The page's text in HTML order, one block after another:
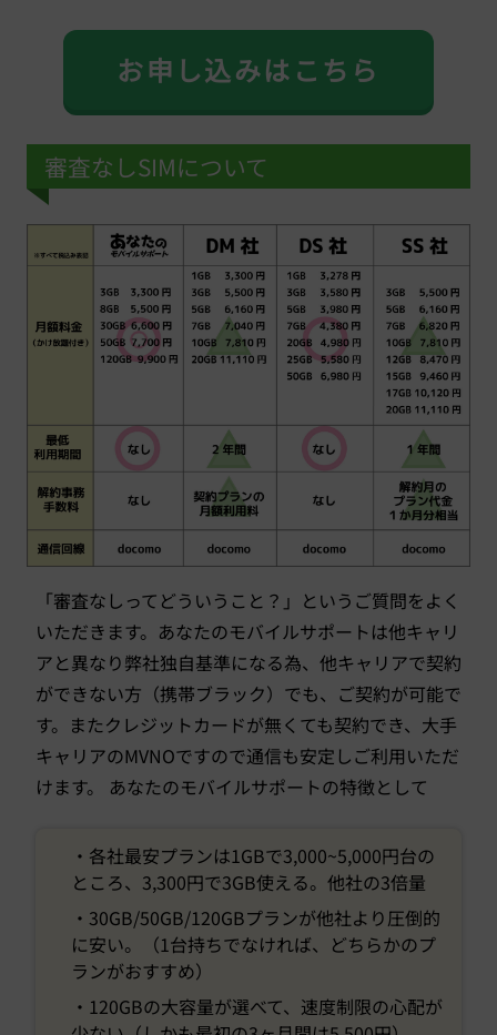
お申し込みはこちら
審査なしSIMについて
「審査なしってどういうこと？」というご質問をよく
いただきます。あなたのモバイルサポートは他キャリ
アと異なり弊社独自基準になる為、他キャリアで契約
ができない方（携帯ブラック）でも、ご契約が可能で
す。またクレジットカードが無くても契約でき、大手
キャリアのMVNOですので通信も安定しご利用いただ
けます。 あなたのモバイルサポートの特徴として
・各社最安プランは1GBで3,000~5,000円台の
ところ、3,300円で3GB使える。他社の3倍量
・30GB/50GB/120GBプランが他社より圧倒的
に安い。（1台持ちでなければ、どちらかのプ
ランがおすすめ）
・120GBの大容量が選べて、速度制限の心配が